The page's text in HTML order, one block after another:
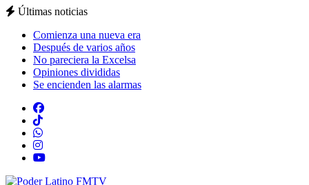
Últimas noticias
Comienza una nueva era
Después de varios años
No pareciera la Excelsa
Opiniones divididas
Se encienden las alarmas